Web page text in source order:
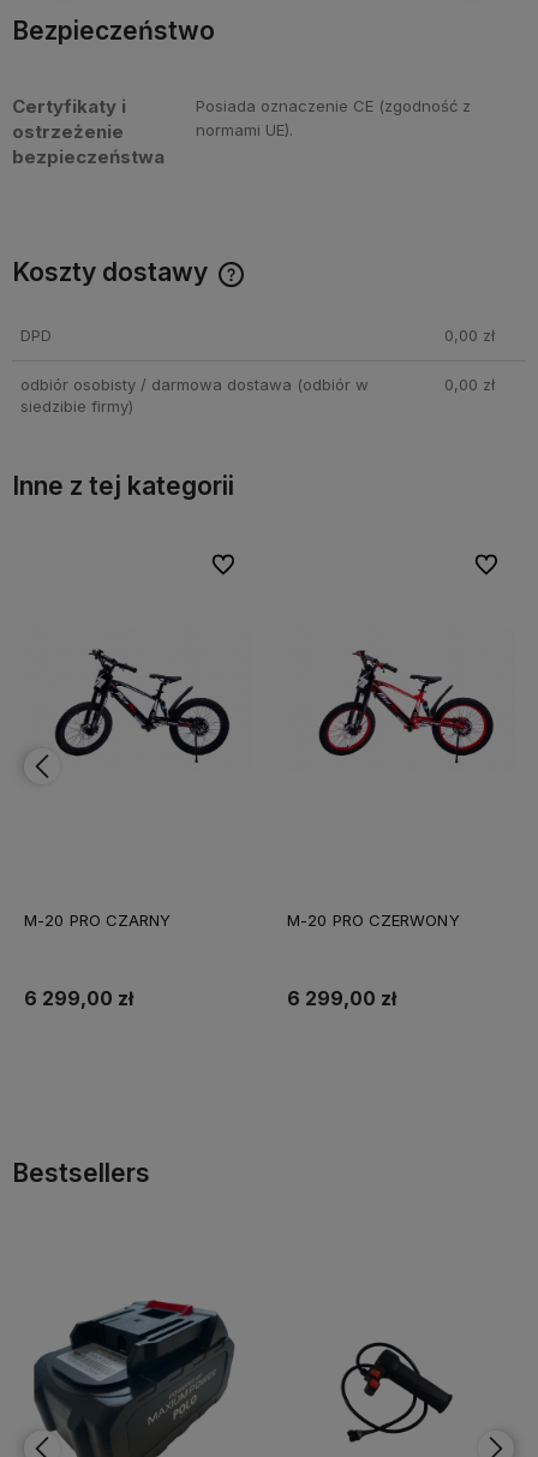
Bezpieczeństwo
Certyfikaty i
ostrzeżenie
bezpieczeństwa
Posiada oznaczenie CE (zgodność z
normami UE).
Koszty dostawy
DPD 0,00 zł
odbiór osobisty / darmowa dostawa (odbiór w
siedzibie firmy)
0,00 zł
Inne z tej kategorii
M-20 PRO CZARNY
6 299,00 zł
Do ulubionych
Do ulubionych
M-20 PRO CZERWONY
6 299,00 zł
Do
Do
Bestsellers